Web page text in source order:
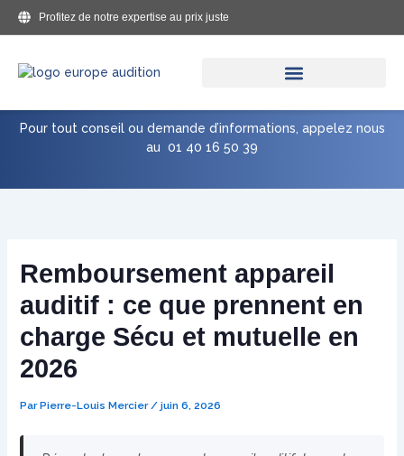
Aller
Profitez de notre expertise au prix juste
Pour tout conseil ou demande d’informations, appelez nous
au 01 40 16 50 39
Remboursement appareil
auditif : ce que prennent en
charge Sécu et mutuelle en
2026
ParPierre-Louis Mercier / juin 6, 2026